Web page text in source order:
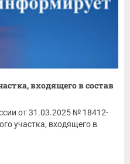
входящего в состав
от 31.03.2025 № 18412-
участка, входящего в